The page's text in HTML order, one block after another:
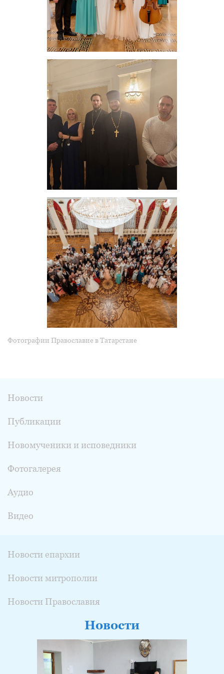
Фотографии Православие в Татарстане
Новости
Публикации
Новомученики и исповедники
Фотогалерея
Аудио
Видео
Новости епархии
Новости митрополии
Новости Православия
Новости